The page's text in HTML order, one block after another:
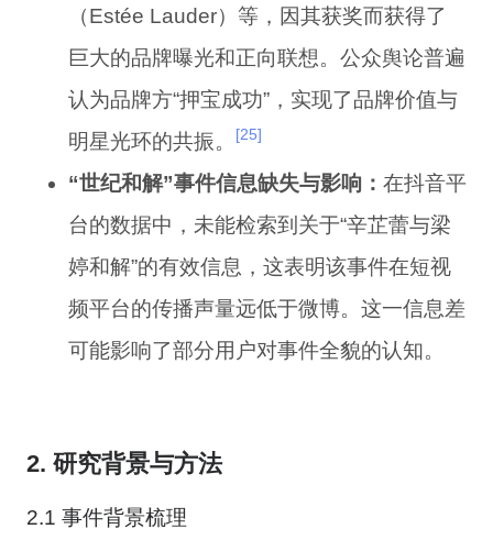
（Estée Lauder）等，因其获奖而获得了
巨大的品牌曝光和正向联想。公众舆论普遍
认为品牌方“押宝成功”，实现了品牌价值与
明星光环的共振。
[25]
“世纪和解”事件信息缺失与影响：在抖音平
台的数据中，未能检索到关于“辛芷蕾与梁
婷和解”的有效信息，这表明该事件在短视
频平台的传播声量远低于微博。这一信息差
可能影响了部分用户对事件全貌的认知。
2. 研究背景与方法
2.1 事件背景梳理